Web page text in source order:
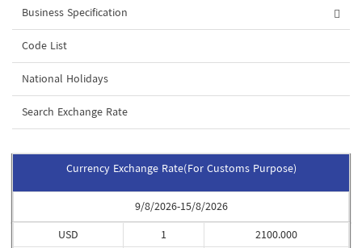
Business Specification
Code List
National Holidays
Search Exchange Rate
Currency Exchange Rate(For Customs Purpose)
9/8/2026-15/8/2026
USD
1
2100.000